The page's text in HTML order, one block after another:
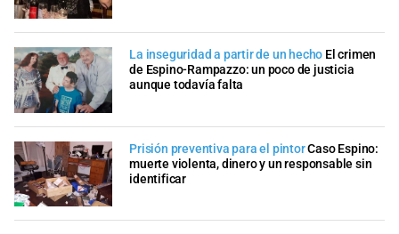
La inseguridad a partir de un hecho El crimen
de Espino-Rampazzo: un poco de justicia
aunque todavía falta
Prisión preventiva para el pintorCaso Espino:
muerte violenta, dinero y un responsable sin
identificar